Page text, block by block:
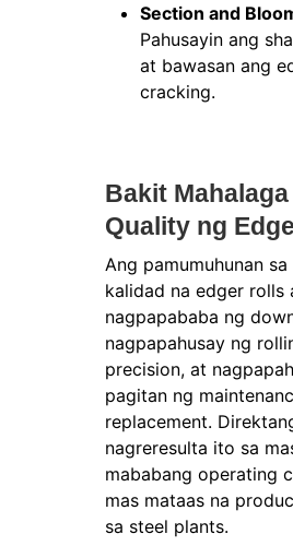
Section and
Pahusayin ang
at bawasan ang
cracking.
Bakit
Quality ng
Ang pamumuhunan sa
kalidad na edger rolls
nagpapababa ng
nagpapahusay ng
precision, at
pagitan ng
replacement.
nagreresulta ito sa
mababang operating
mas mataas na
sa steel plants.